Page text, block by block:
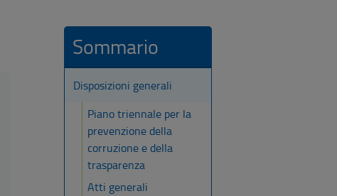
Sommario
Disposizioni generali
Piano triennale per la
prevenzione della
corruzione e della
trasparenza
Atti generali